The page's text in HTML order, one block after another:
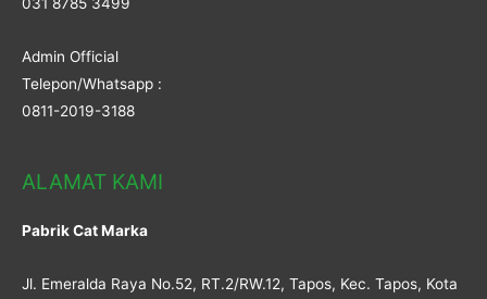
Admin Official
Telepon/Whatsapp :
0811-2019-3188
ALAMAT KAMI
Pabrik Cat Marka
Jl. Emeralda Raya No.52, RT.2/RW.12, Tapos, Kec. Tapos, Kota